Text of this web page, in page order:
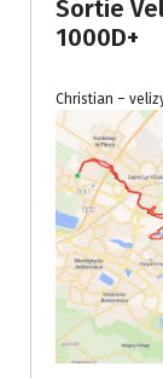
Sortie
1000D+
Christian –